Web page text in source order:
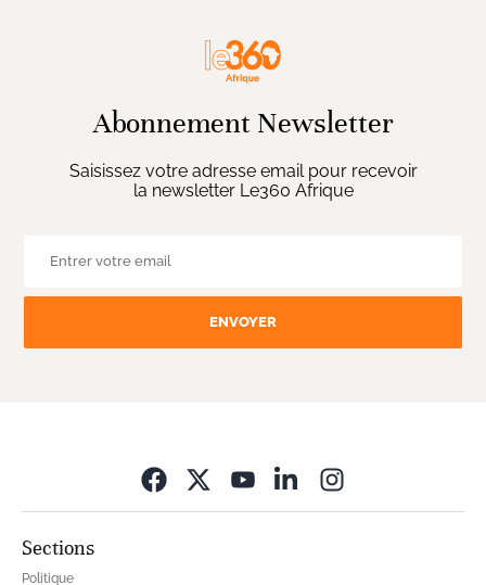
Abonnement Newsletter
Saisissez votre adresse email pour recevoir
la newsletter Le360 Afrique
ENVOYER
Sections
Politique